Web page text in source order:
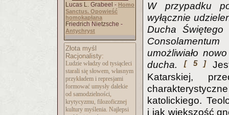
Lucas L. Grabeel - Homo
Sanctus. Opowieść
homokapłana
Friedrich Nietzsche -
Antychryst
Złota myśl
Racjonalisty:
Ludzie władzy od tysiącleci
starali się słowem, własnym
przykładem i represjami
formować umysły dalekie
od samodzielności,
krytycyzmu, filozoficznej
kultury myślenia. Najlepsi
W przypadku
wyłącznie
Ducha
umożliwiało
ducha.[ 5 ]Jest
Katarskiej,
katolickiego.
i jak większość